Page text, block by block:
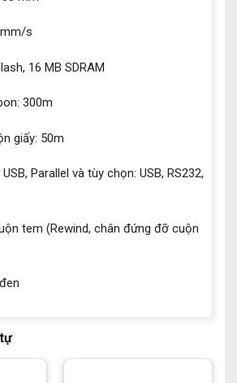
s
16 MB SDRAM
300m
giấy: 50m
Parallel và tùy chọn: USB, RS232,
tem (Rewind, chân đứng đỡ cuộn